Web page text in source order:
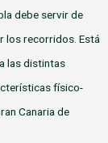
debe servir de
los recorridos. Está
las distintas
físico-
Canaria de